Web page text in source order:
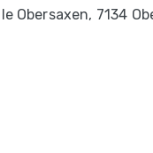
Obersaxen, 7134